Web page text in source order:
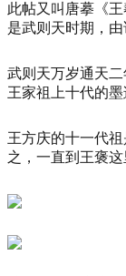
此帖又叫唐摹《
是武则天时期，
武则天万岁通天
王家祖上十代的墨
王方庆的十一代
之，一直到王褒这